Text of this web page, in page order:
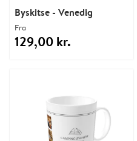
Byskitse - Venedig
Fra
129,00 kr.